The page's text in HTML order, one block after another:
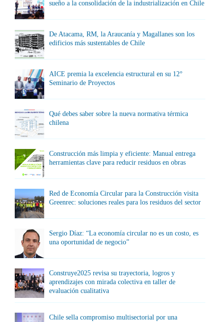
sueño a la consolidación de la industrialización en Chile
De Atacama, RM, la Araucanía y Magallanes son los
edificios más sustentables de Chile
AICE premia la excelencia estructural en su 12°
Seminario de Proyectos
Qué debes saber sobre la nueva normativa térmica
chilena
Construcción más limpia y eficiente: Manual entrega
herramientas clave para reducir residuos en obras
Red de Economía Circular para la Construcción visita
Greenrec: soluciones reales para los residuos del sector
Sergio Díaz: “La economía circular no es un costo, es
una oportunidad de negocio”
Construye2025 revisa su trayectoria, logros y
aprendizajes con mirada colectiva en taller de
evaluación cualitativa
Chile sella compromiso multisectorial por una